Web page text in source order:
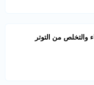
والتخلص من التوتر